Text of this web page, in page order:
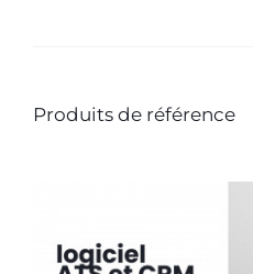
Produits de référence